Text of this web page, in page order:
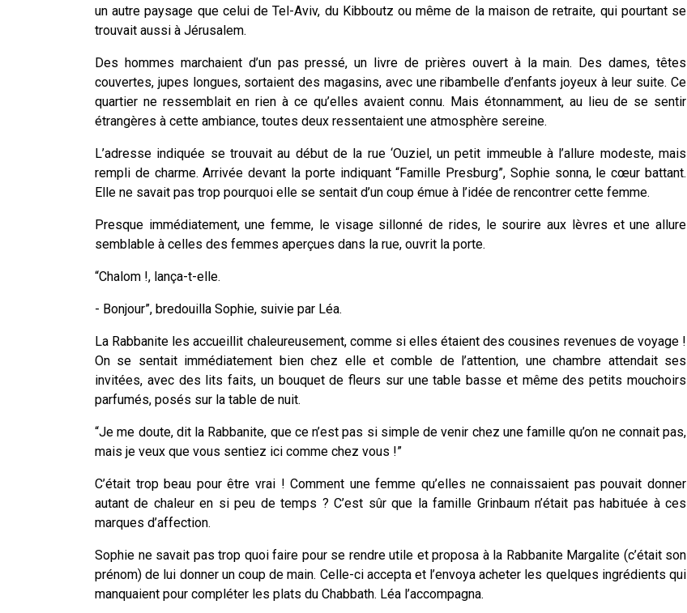
un autre paysage que celui de Tel-Aviv, du Kibboutz ou même de la maison de retraite, qui pourtant se
trouvait aussi à Jérusalem.
Des hommes marchaient d’un pas pressé, un livre de prières ouvert à la main. Des dames, têtes
couvertes, jupes longues, sortaient des magasins, avec une ribambelle d’enfants joyeux à leur suite. Ce
quartier ne ressemblait en rien à ce qu’elles avaient connu. Mais étonnamment, au lieu de se sentir
étrangères à cette ambiance, toutes deux ressentaient une atmosphère sereine.
L’adresse indiquée se trouvait au début de la rue ‘Ouziel, un petit immeuble à l’allure modeste, mais
rempli de charme. Arrivée devant la porte indiquant “Famille Presburg”, Sophie sonna, le cœur battant.
Elle ne savait pas trop pourquoi elle se sentait d’un coup émue à l’idée de rencontrer cette femme.
Presque immédiatement, une femme, le visage sillonné de rides, le sourire aux lèvres et une allure
semblable à celles des femmes aperçues dans la rue, ouvrit la porte.
“Chalom !, lança-t-elle.
- Bonjour”, bredouilla Sophie, suivie par Léa.
La Rabbanite les accueillit chaleureusement, comme si elles étaient des cousines revenues de voyage !
On se sentait immédiatement bien chez elle et comble de l’attention, une chambre attendait ses
invitées, avec des lits faits, un bouquet de fleurs sur une table basse et même des petits mouchoirs
parfumés, posés sur la table de nuit.
“Je me doute, dit la Rabbanite, que ce n’est pas si simple de venir chez une famille qu’on ne connait pas,
mais je veux que vous sentiez ici comme chez vous !”
C’était trop beau pour être vrai ! Comment une femme qu’elles ne connaissaient pas pouvait donner
autant de chaleur en si peu de temps ? C’est sûr que la famille Grinbaum n’était pas habituée à ces
marques d’affection.
Sophie ne savait pas trop quoi faire pour se rendre utile et proposa à la Rabbanite Margalite (c’était son
prénom) de lui donner un coup de main. Celle-ci accepta et l’envoya acheter les quelques ingrédients qui
manquaient pour compléter les plats du Chabbath. Léa l’accompagna.